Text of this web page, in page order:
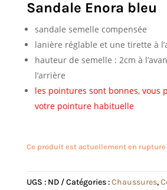
Sandale Enora bleu
sandale semelle compensée
lanière réglable et une tirette à
hauteur de semelle : 2cm à
l’arrière
les pointures sont bonnes, vous
votre pointure habituelle
Ce produit est actuellement en
UGS : ND Catégories :Chaussures,